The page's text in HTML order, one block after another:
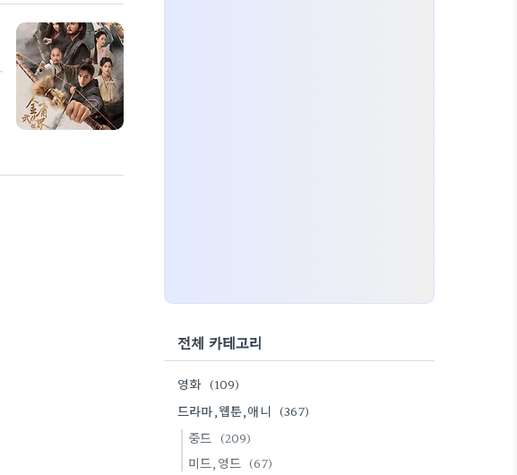
전체 카테고리
영화 (109)
드라마,웹툰,애니 (367)
중드 (209)
미드,영드 (67)